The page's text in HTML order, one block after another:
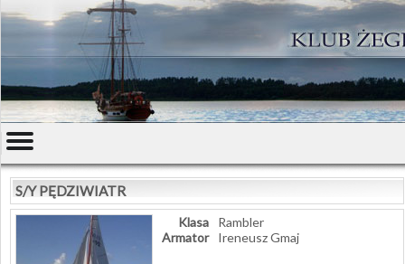
S/Y PĘDZIWIATR
Klasa
Rambler
Armator
Ireneusz Gmaj